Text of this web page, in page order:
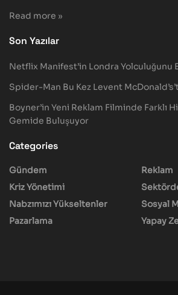
Read more »
Son Yazılar
Netflix Manifest’in Londra Yolculuğunu
Spider-Man Bu Kez Levent
Boyner’in Yeni Reklam Filminde Farklı
Gemide Buluşuyor
Categories
Gündem
Kriz Yönetimi
Nabzımızı Yükseltenler
Pazarlama
Reklam
Sosyal
Yapay